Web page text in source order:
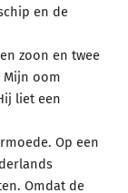
en de
zoon en twee
Mijn oom
liet een
Op een
Omdat de